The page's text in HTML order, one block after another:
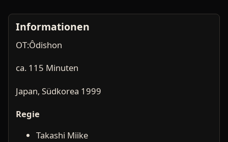
Informationen
OT:Ôdishon
ca. 115 Minuten
Japan, Südkorea 1999
Regie
Takashi Miike